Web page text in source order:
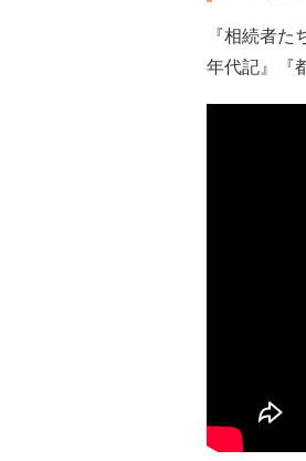
『相続者
年代記』『